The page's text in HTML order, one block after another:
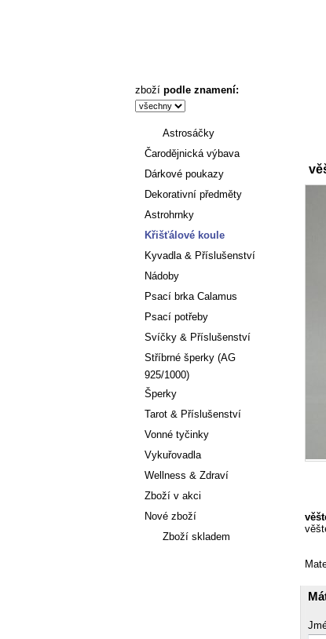
zboží podle znamení:
Astrosáčky
Čarodějnická výbava
Dárkové poukazy
Dekorativní předměty
Astrohrnky
Křišťálové koule
Kyvadla & Příslušenství
Nádoby
Psací brka Calamus
Psací potřeby
Svíčky & Příslušenství
Stříbrné šperky (AG
925/1000)
Šperky
Tarot & Příslušenství
Vonné tyčinky
Vykuřovadla
Wellness & Zdraví
Zboží v akci
Nové zboží
Zboží skladem